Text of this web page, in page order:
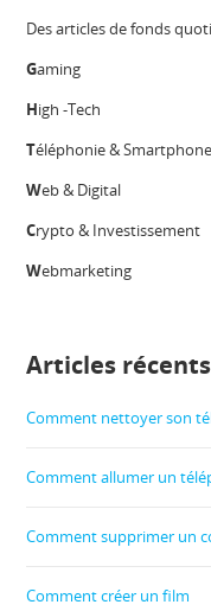
Des articles de fonds
Gaming
High -Tech
Téléphonie &
Web & Digital
Crypto & Investissement
Webmarketing
Articles récents
Comment nettoyer son
Comment allumer un
Comment supprimer un
Comment créer un film